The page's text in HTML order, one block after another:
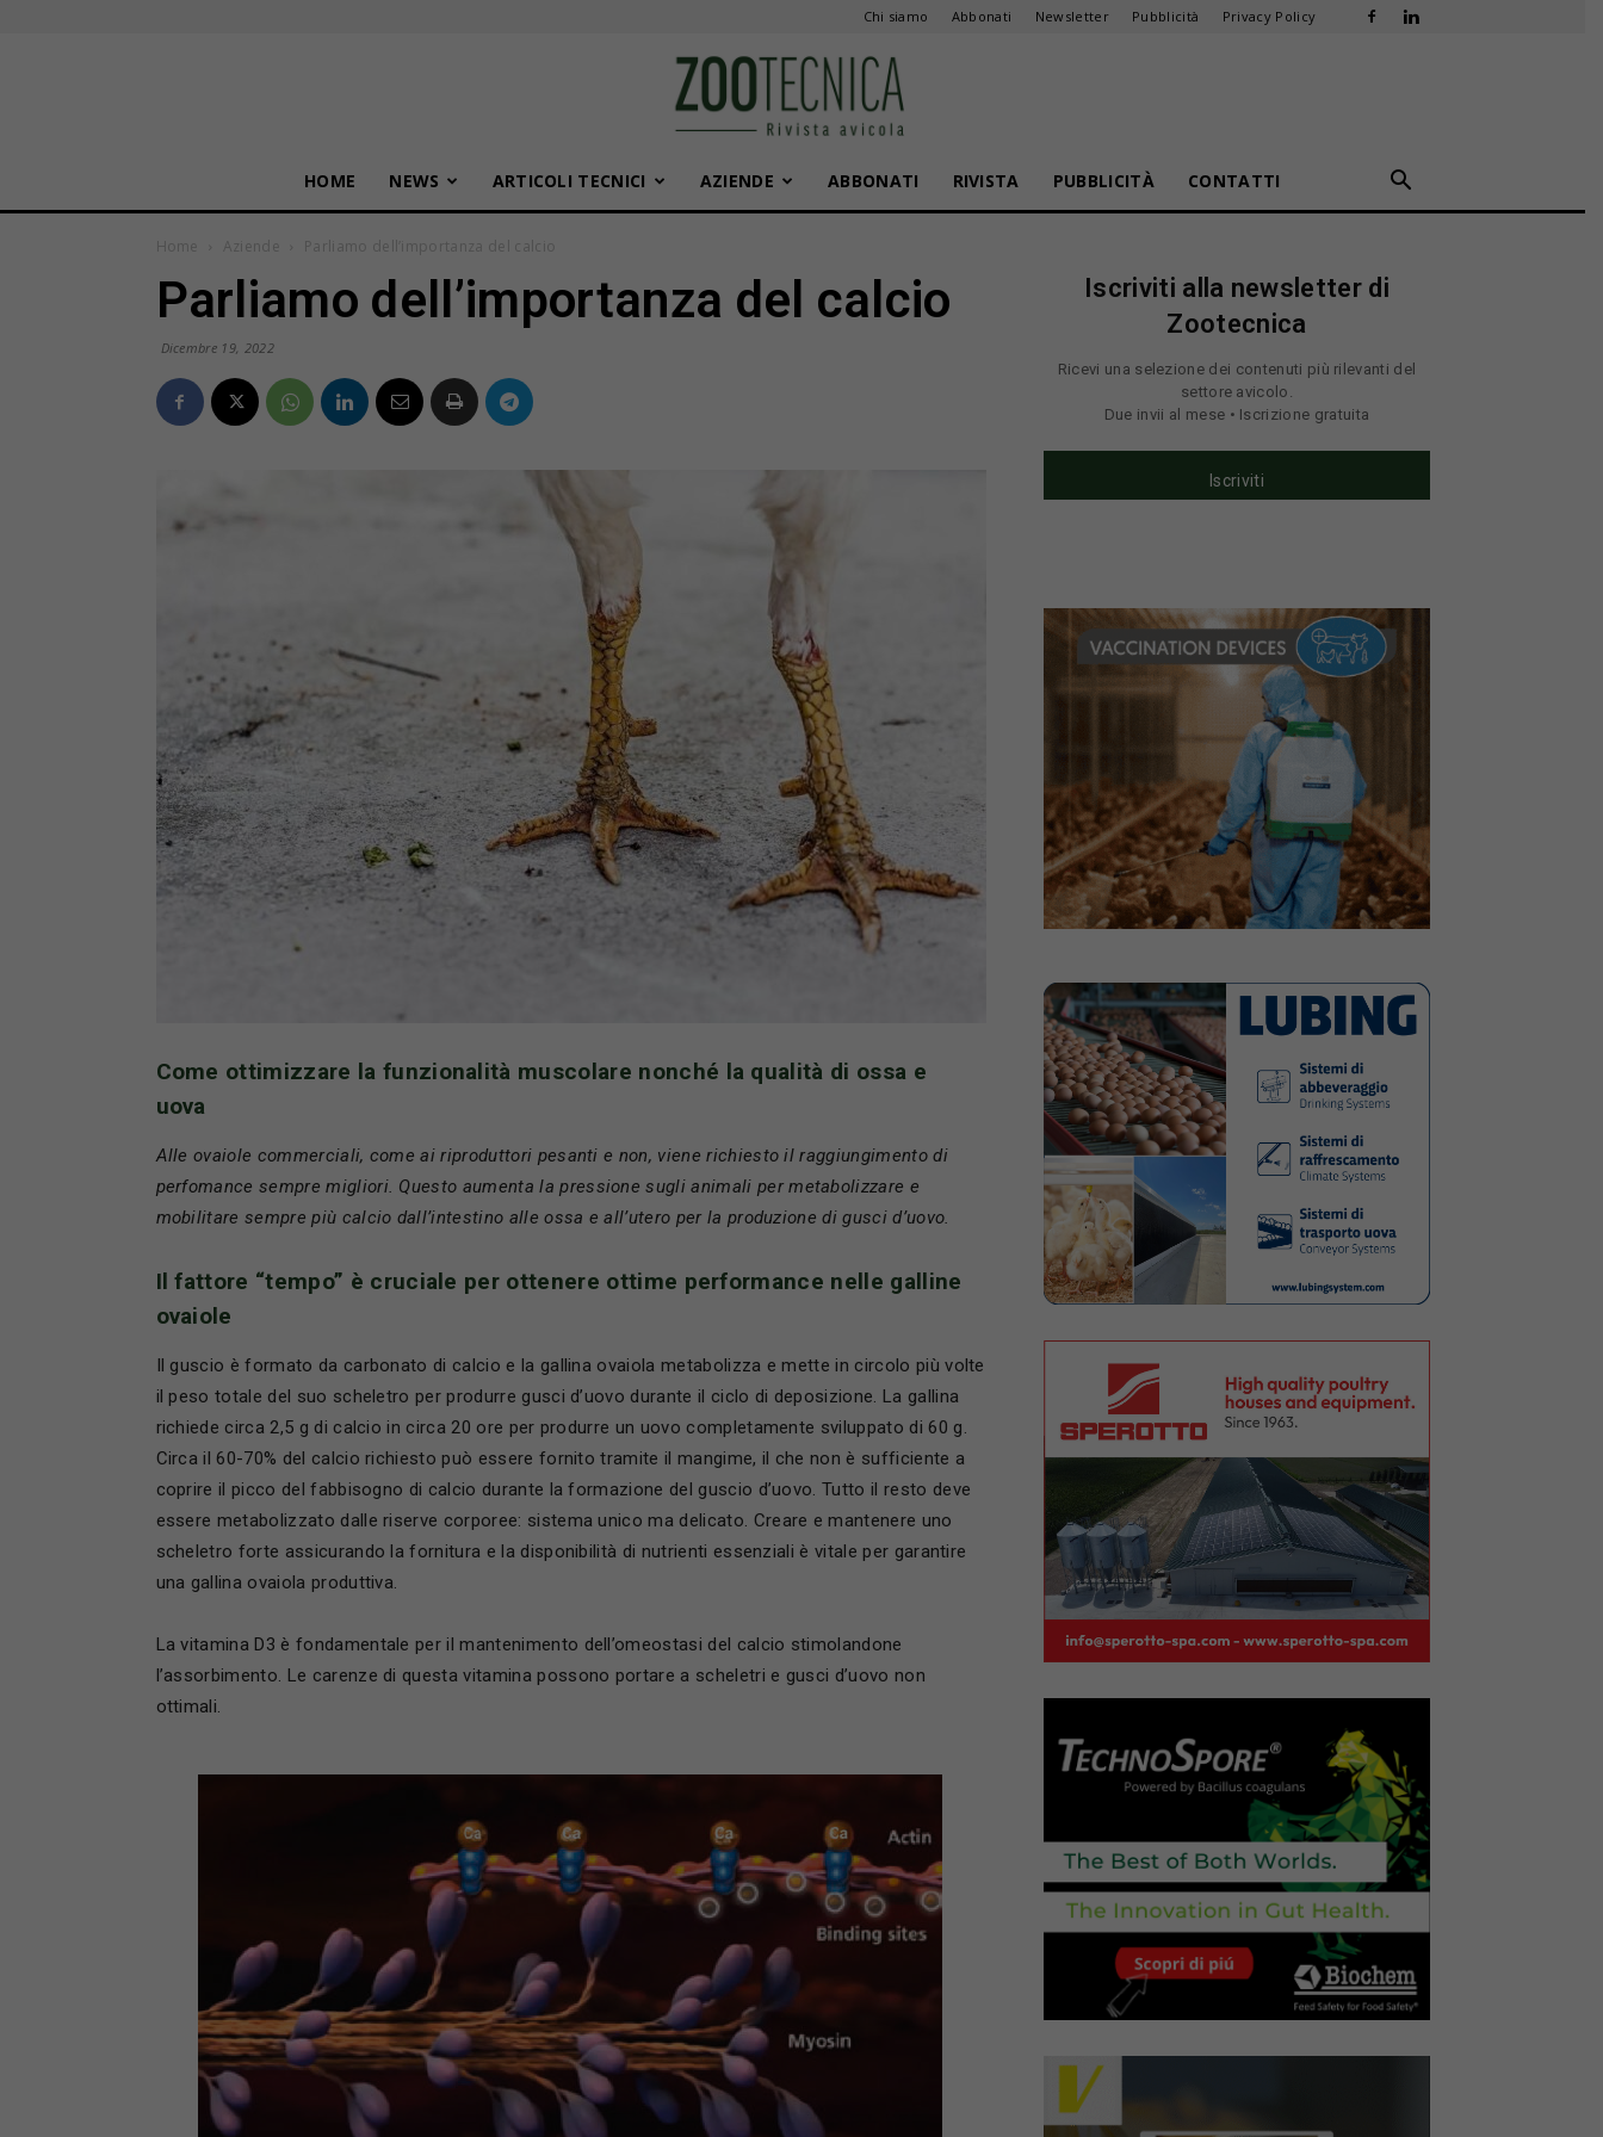
Chi siamo Abbonati Newsletter Pubblicità Privacy Policy
HOME NEWS ARTICOLI TECNICI AZIENDE ABBONATI RIVISTA PUBBLICITÀ CONTATTI
Home Aziende Parliamo dell’importanza del calcio
Parliamo dell’importanza del calcio
Dicembre 19, 2022
Come ottimizzare la funzionalità muscolare nonché la qualità di ossa e
uova
Alle ovaiole commerciali, come ai riproduttori pesanti e non, viene richiesto il raggiungimento di
perfomance sempre migliori. Questo aumenta la pressione sugli animali per metabolizzare e
mobilitare sempre più calcio dall’intestino alle ossa e all’utero per la produzione di gusci d’uovo.
Il fattore “tempo” è cruciale per ottenere ottime performance nelle galline
ovaiole
Il guscio è formato da carbonato di calcio e la gallina ovaiola metabolizza e mette in circolo più volte
il peso totale del suo scheletro per produrre gusci d’uovo durante il ciclo di deposizione. La gallina
richiede circa 2,5 g di calcio in circa 20 ore per produrre un uovo completamente sviluppato di 60 g.
Circa il 60-70% del calcio richiesto può essere fornito tramite il mangime, il che non è sufficiente a
coprire il picco del fabbisogno di calcio durante la formazione del guscio d’uovo. Tutto il resto deve
essere metabolizzato dalle riserve corporee: sistema unico ma delicato. Creare e mantenere uno
scheletro forte assicurando la fornitura e la disponibilità di nutrienti essenziali è vitale per garantire
una gallina ovaiola produttiva.
La vitamina D3 è fondamentale per il mantenimento dell’omeostasi del calcio stimolandone
l’assorbimento. Le carenze di questa vitamina possono portare a scheletri e gusci d’uovo non
ottimali.
Iscriviti alla newsletter di
Zootecnica
Ricevi una selezione dei contenuti più rilevanti del
settore avicolo.
Due invii al mese • Iscrizione gratuita
Iscriviti